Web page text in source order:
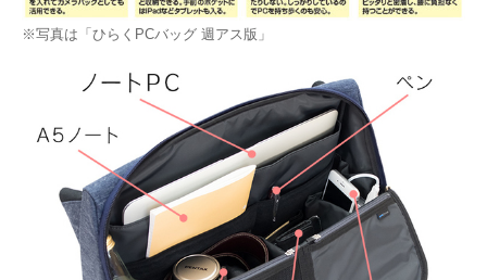
※写真は「ひらくPCバッグ 週アス版」